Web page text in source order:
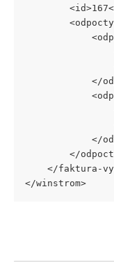
</
</faktura-
</winstrom>